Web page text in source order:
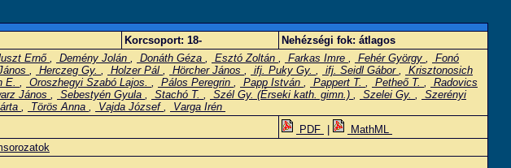
Korcsoport: 18- Nehézségi fok: átlagos
Ernő, Demény Jolán , Donáth Géza , Esztó Zoltán , Farkas Imre , Fehér György ,
Fonó
, Herczeg Gy. , Holzer Pál , Hörcher János , ifj. Puky Gy. , ifj. Seidl Gábor ,
Krisztonosich
E. , Oroszhegyi Szabó Lajos. , Pálos Peregrin , Papp István , Pappert T. , Petheő T. ,
Radovics
János , Sebestyén Gyula , Stachó T. , Szél Gy. (Érseki kath. gimn.) , Szelei Gy. ,
Szerényi
, Törös Anna , Vajda József ,
Varga Irén
PDF
MathML